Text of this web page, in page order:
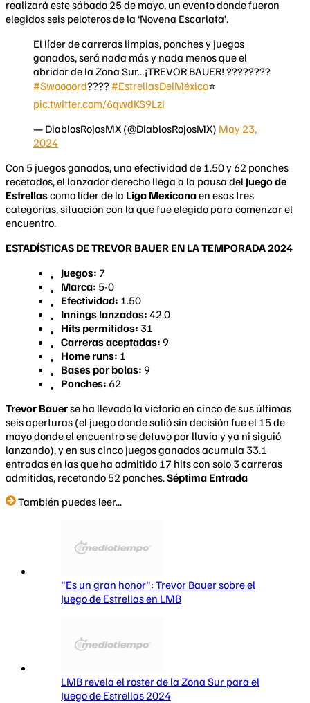
realizará este sábado 25 de mayo, un evento donde fueron
elegidos seis peloteros de la ‘Novena Escarlata’.
El líder de carreras limpias, ponches y juegos
ganados, será nada más y nada menos que el
abridor de la Zona Sur…¡TREVOR BAUER! ????????
#Swoooord????️ #EstrellasDelMéxico⭐️
pic.twitter.com/6qwdKS9Lzl
— DiablosRojosMX (@DiablosRojosMX) May 23,
2024
Con 5 juegos ganados, una efectividad de 1.50 y 62 ponches
recetados, el lanzador derecho llega a la pausa del Juego de
Estrellascomo líder de la Liga Mexicanaen esas tres
categorías, situación con la que fue elegido para comenzar el
encuentro.
ESTADÍSTICAS DE TREVOR BAUER EN LA TEMPORADA 2024
Juegos: 7
Marca: 5-0
Efectividad: 1.50
Innings lanzados: 42.0
Hits permitidos: 31
Carreras aceptadas: 9
Home runs: 1
Bases por bolas: 9
Ponches: 62
Trevor Bauerse ha llevado la victoria en cinco de sus últimas
seis aperturas (el juego donde salió sin decisión fue el 15 de
mayo donde el encuentro se detuvo por lluvia y ya ni siguió
lanzando), y en sus cinco juegos ganados acumula 33.1
entradas en las que ha admitido 17 hits con solo 3 carreras
admitidas, recetando 52 ponches.Séptima Entrada
También puedes leer...
"Es un gran honor": Trevor Bauer sobre el
Juego de Estrellas en LMB
LMB revela el roster de la Zona Sur para el
Juego de Estrellas 2024